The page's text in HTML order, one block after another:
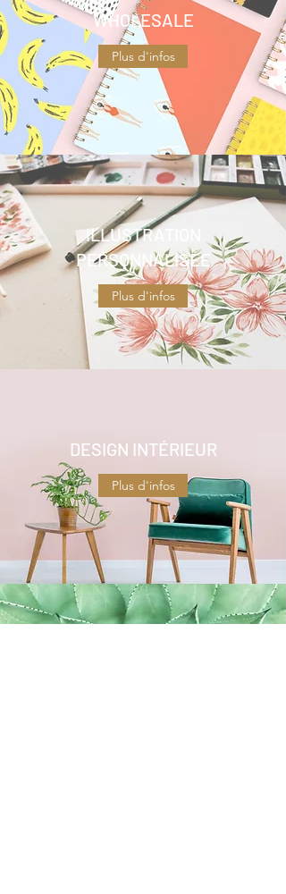
WHOLESALE
Plus d'infos
ILLUSTRATION
PERSONNALISÉE
Plus d'infos
DESIGN INTÉRIEUR
Plus d'infos